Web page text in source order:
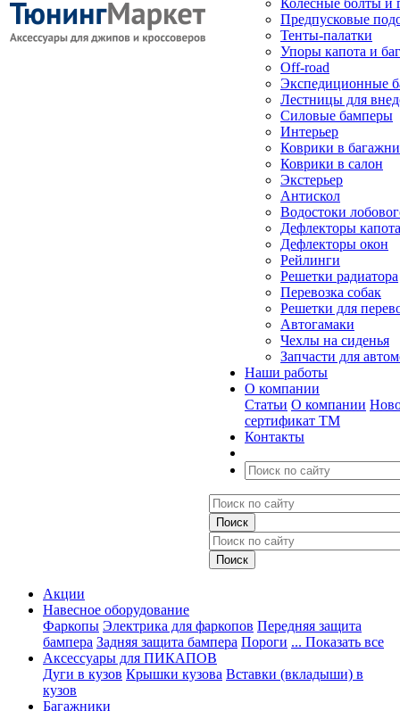
Колесные болты и
Предпусковые
Тенты-палатки
Упоры капота и
Off-road
Экспедиционные
Лестницы для
Силовые бамперы
Интерьер
Коврики в
Коврики в салон
Экстерьер
Антискол
Водостоки
Дефлекторы капота
Дефлекторы окон
Рейлинги
Решетки радиатора
Перевозка собак
Решетки для
Автогамаки
Чехлы на сиденья
Запчасти для
Наши работы
О компании
Статьи О компании
сертификат ТМ
Контакты
Акции
Навесное оборудование
Фаркопы Электрика для фаркопов Передняя защита
бампера Задняя защита бампера Пороги ... Показать все
Аксессуары для ПИКАПОВ
Дуги в кузов Крышки кузова Вставки (вкладыши) в
кузов
Багажники